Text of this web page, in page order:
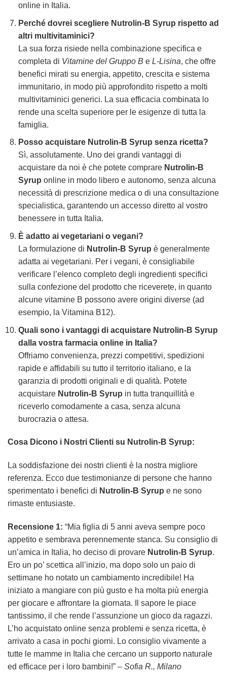
online in Italia.
Perché dovrei scegliere Nutrolin-B Syrup rispetto ad
altri multivitaminici?
La sua forza risiede nella combinazione specifica e
completa di Vitamine del Gruppo B e L-Lisina, che offre
benefici mirati su energia, appetito, crescita e sistema
immunitario, in modo più approfondito rispetto a molti
multivitaminici generici. La sua efficacia combinata lo
rende una scelta superiore per le esigenze di tutta la
famiglia.
Posso acquistare Nutrolin-B Syrup senza ricetta?
Sì, assolutamente. Uno dei grandi vantaggi di
acquistare da noi è che potete comprare Nutrolin-B
Syrup online in modo libero e autonomo, senza alcuna
necessità di prescrizione medica o di una consultazione
specialistica, garantendo un accesso diretto al vostro
benessere in tutta Italia.
È adatto ai vegetariani o vegani?
La formulazione di Nutrolin-B Syrup è generalmente
adatta ai vegetariani. Per i vegani, è consigliabile
verificare l’elenco completo degli ingredienti specifici
sulla confezione del prodotto che riceverete, in quanto
alcune vitamine B possono avere origini diverse (ad
esempio, la Vitamina B12).
Quali sono i vantaggi di acquistare Nutrolin-B Syrup
dalla vostra farmacia online in Italia?
Offriamo convenienza, prezzi competitivi, spedizioni
rapide e affidabili su tutto il territorio italiano, e la
garanzia di prodotti originali e di qualità. Potete
acquistare Nutrolin-B Syrup in tutta tranquillità e
riceverlo comodamente a casa, senza alcuna
burocrazia o attesa.
Cosa Dicono i Nostri Clienti su Nutrolin-B Syrup:
La soddisfazione dei nostri clienti è la nostra migliore
referenza. Ecco due testimonianze di persone che hanno
sperimentato i benefici di Nutrolin-B Syrup e ne sono
rimaste entusiaste.
Recensione 1: “Mia figlia di 5 anni aveva sempre poco
appetito e sembrava perennemente stanca. Su consiglio di
un’amica in Italia, ho deciso di provare Nutrolin-B Syrup.
Ero un po’ scettica all’inizio, ma dopo solo un paio di
settimane ho notato un cambiamento incredibile! Ha
iniziato a mangiare con più gusto e ha molta più energia
per giocare e affrontare la giornata. Il sapore le piace
tantissimo, il che rende l’assunzione un gioco da ragazzi.
L’ho acquistato online senza problemi e senza ricetta, è
arrivato a casa in pochi giorni. Lo consiglio vivamente a
tutte le mamme in Italia che cercano un supporto naturale
ed efficace per i loro bambini!” – Sofia R., Milano